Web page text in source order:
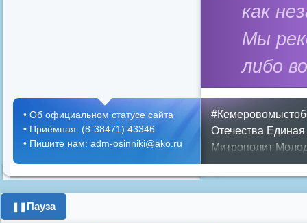
как
Мы
либо
Отечества
Митрополит
Положение
Противопожарная
день города
• Об официальном статусе сайта
• Приёмная: (8-38471) 43346
• Пишите нам: adm-osinniki@ako.ru
Пауза